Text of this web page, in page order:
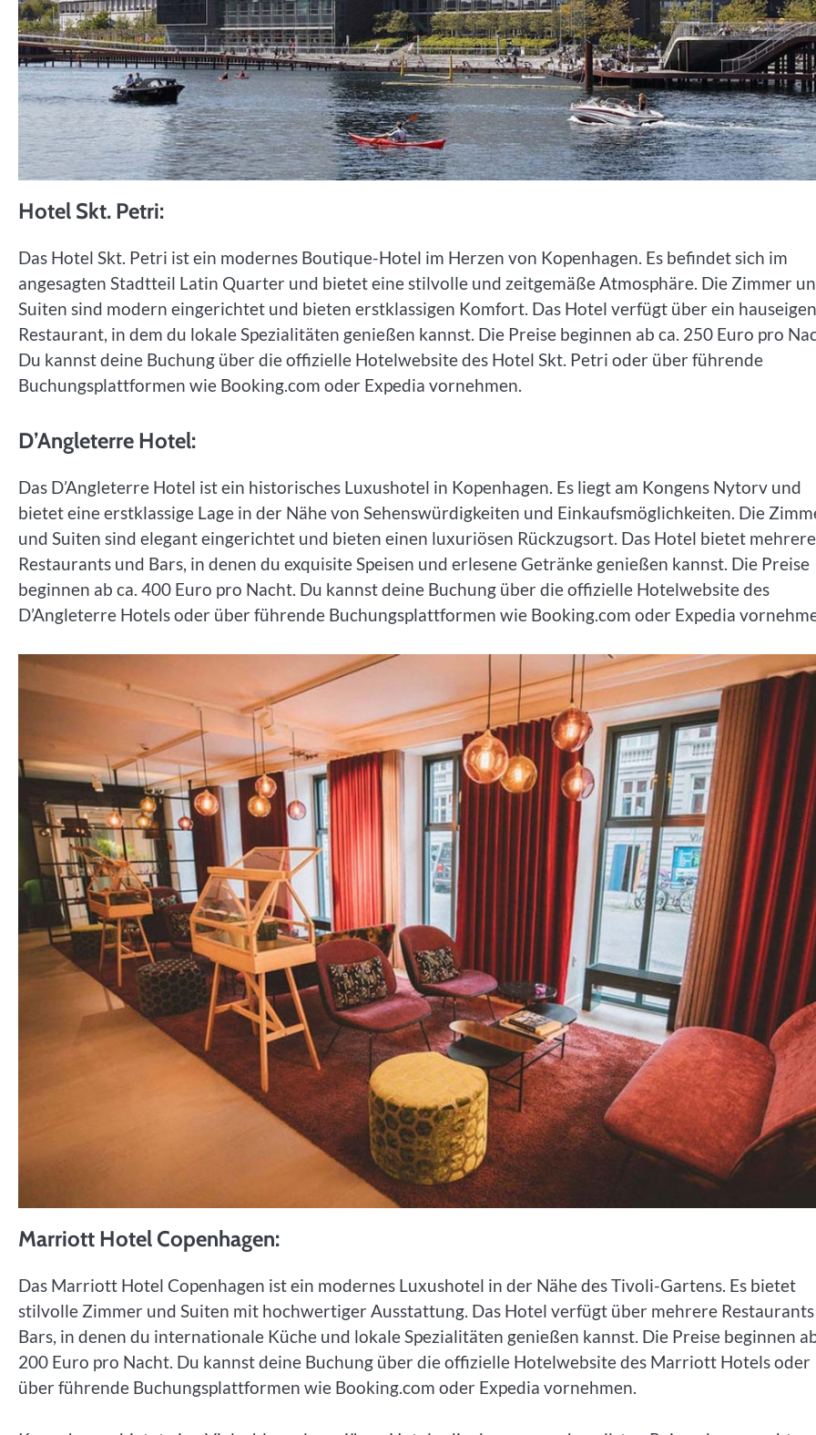
Hotel Skt. Petri:
Das Hotel Skt. Petri ist ein modernes Boutique-Hotel im Herzen von Kopenhagen. Es befindet sich im
angesagten Stadtteil Latin Quarter und bietet eine stilvolle und zeitgemäße Atmosphäre. Die Zimmer
Suiten sind modern eingerichtet und bieten erstklassigen Komfort. Das Hotel verfügt über ein
Restaurant, in dem du lokale Spezialitäten genießen kannst. Die Preise beginnen ab ca. 250 Euro pro
Du kannst deine Buchung über die offizielle Hotelwebsite des Hotel Skt. Petri oder über führende
Buchungsplattformen wie Booking.com oder Expedia vornehmen.
D’Angleterre Hotel:
Das D’Angleterre Hotel ist ein historisches Luxushotel in Kopenhagen. Es liegt am Kongens Nytorv und
bietet eine erstklassige Lage in der Nähe von Sehenswürdigkeiten und Einkaufsmöglichkeiten. Die
und Suiten sind elegant eingerichtet und bieten einen luxuriösen Rückzugsort. Das Hotel bietet mehrere
Restaurants und Bars, in denen du exquisite Speisen und erlesene Getränke genießen kannst. Die Preise
beginnen ab ca. 400 Euro pro Nacht. Du kannst deine Buchung über die offizielle Hotelwebsite des
D’Angleterre Hotels oder über führende Buchungsplattformen wie Booking.com oder Expedia
Marriott Hotel Copenhagen:
Das Marriott Hotel Copenhagen ist ein modernes Luxushotel in der Nähe des Tivoli-Gartens. Es bietet
stilvolle Zimmer und Suiten mit hochwertiger Ausstattung. Das Hotel verfügt über mehrere
Bars, in denen du internationale Küche und lokale Spezialitäten genießen kannst. Die Preise beginnen
200 Euro pro Nacht. Du kannst deine Buchung über die offizielle Hotelwebsite des Marriott Hotels oder
über führende Buchungsplattformen wie Booking.com oder Expedia vornehmen.